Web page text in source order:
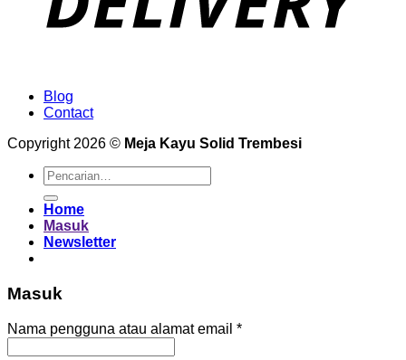
Blog
Contact
Copyright 2026 © Meja Kayu Solid Trembesi
Pencarian
untuk:
Home
Masuk
Newsletter
Masuk
Nama pengguna atau alamat email *Wajib